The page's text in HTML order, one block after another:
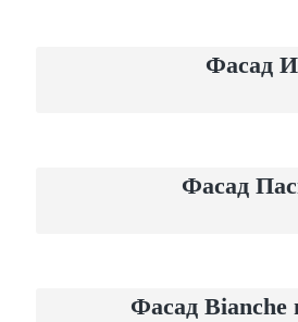
Фасад
Фасад
Фасад Bianche